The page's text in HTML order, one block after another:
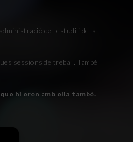
de l'estudi i de la
sessions de treball. També
hi eren amb ella també.